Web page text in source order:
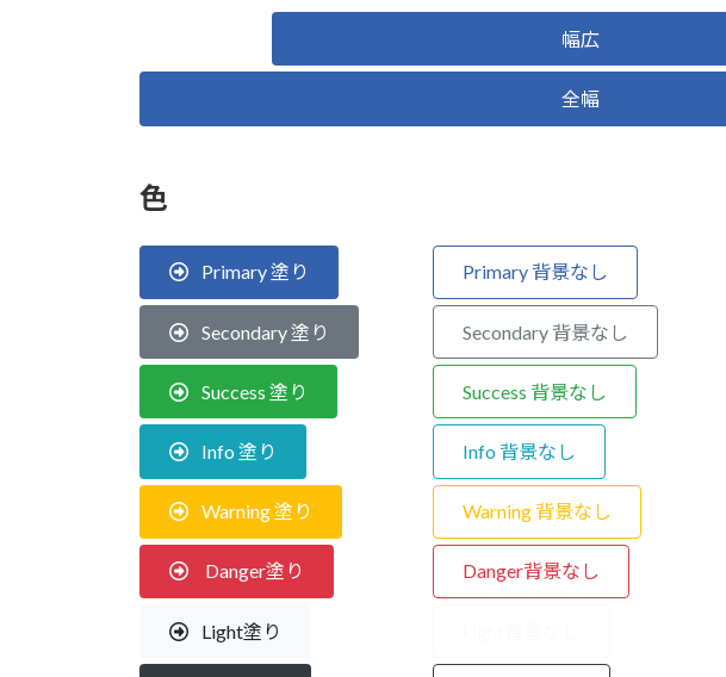
幅広
全幅
色
Primary 塗り
Secondary 塗り
Success 塗り
Info 塗り
Warning 塗り
Danger塗り
Light塗り
Primary 背景なし
Secondary 背景なし
Success 背景なし
Info 背景なし
Warning 背景なし
Danger背景なし